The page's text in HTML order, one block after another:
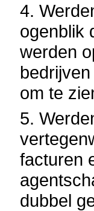
4.
ogenblik
werden
om te
5.
facturen
dubbel